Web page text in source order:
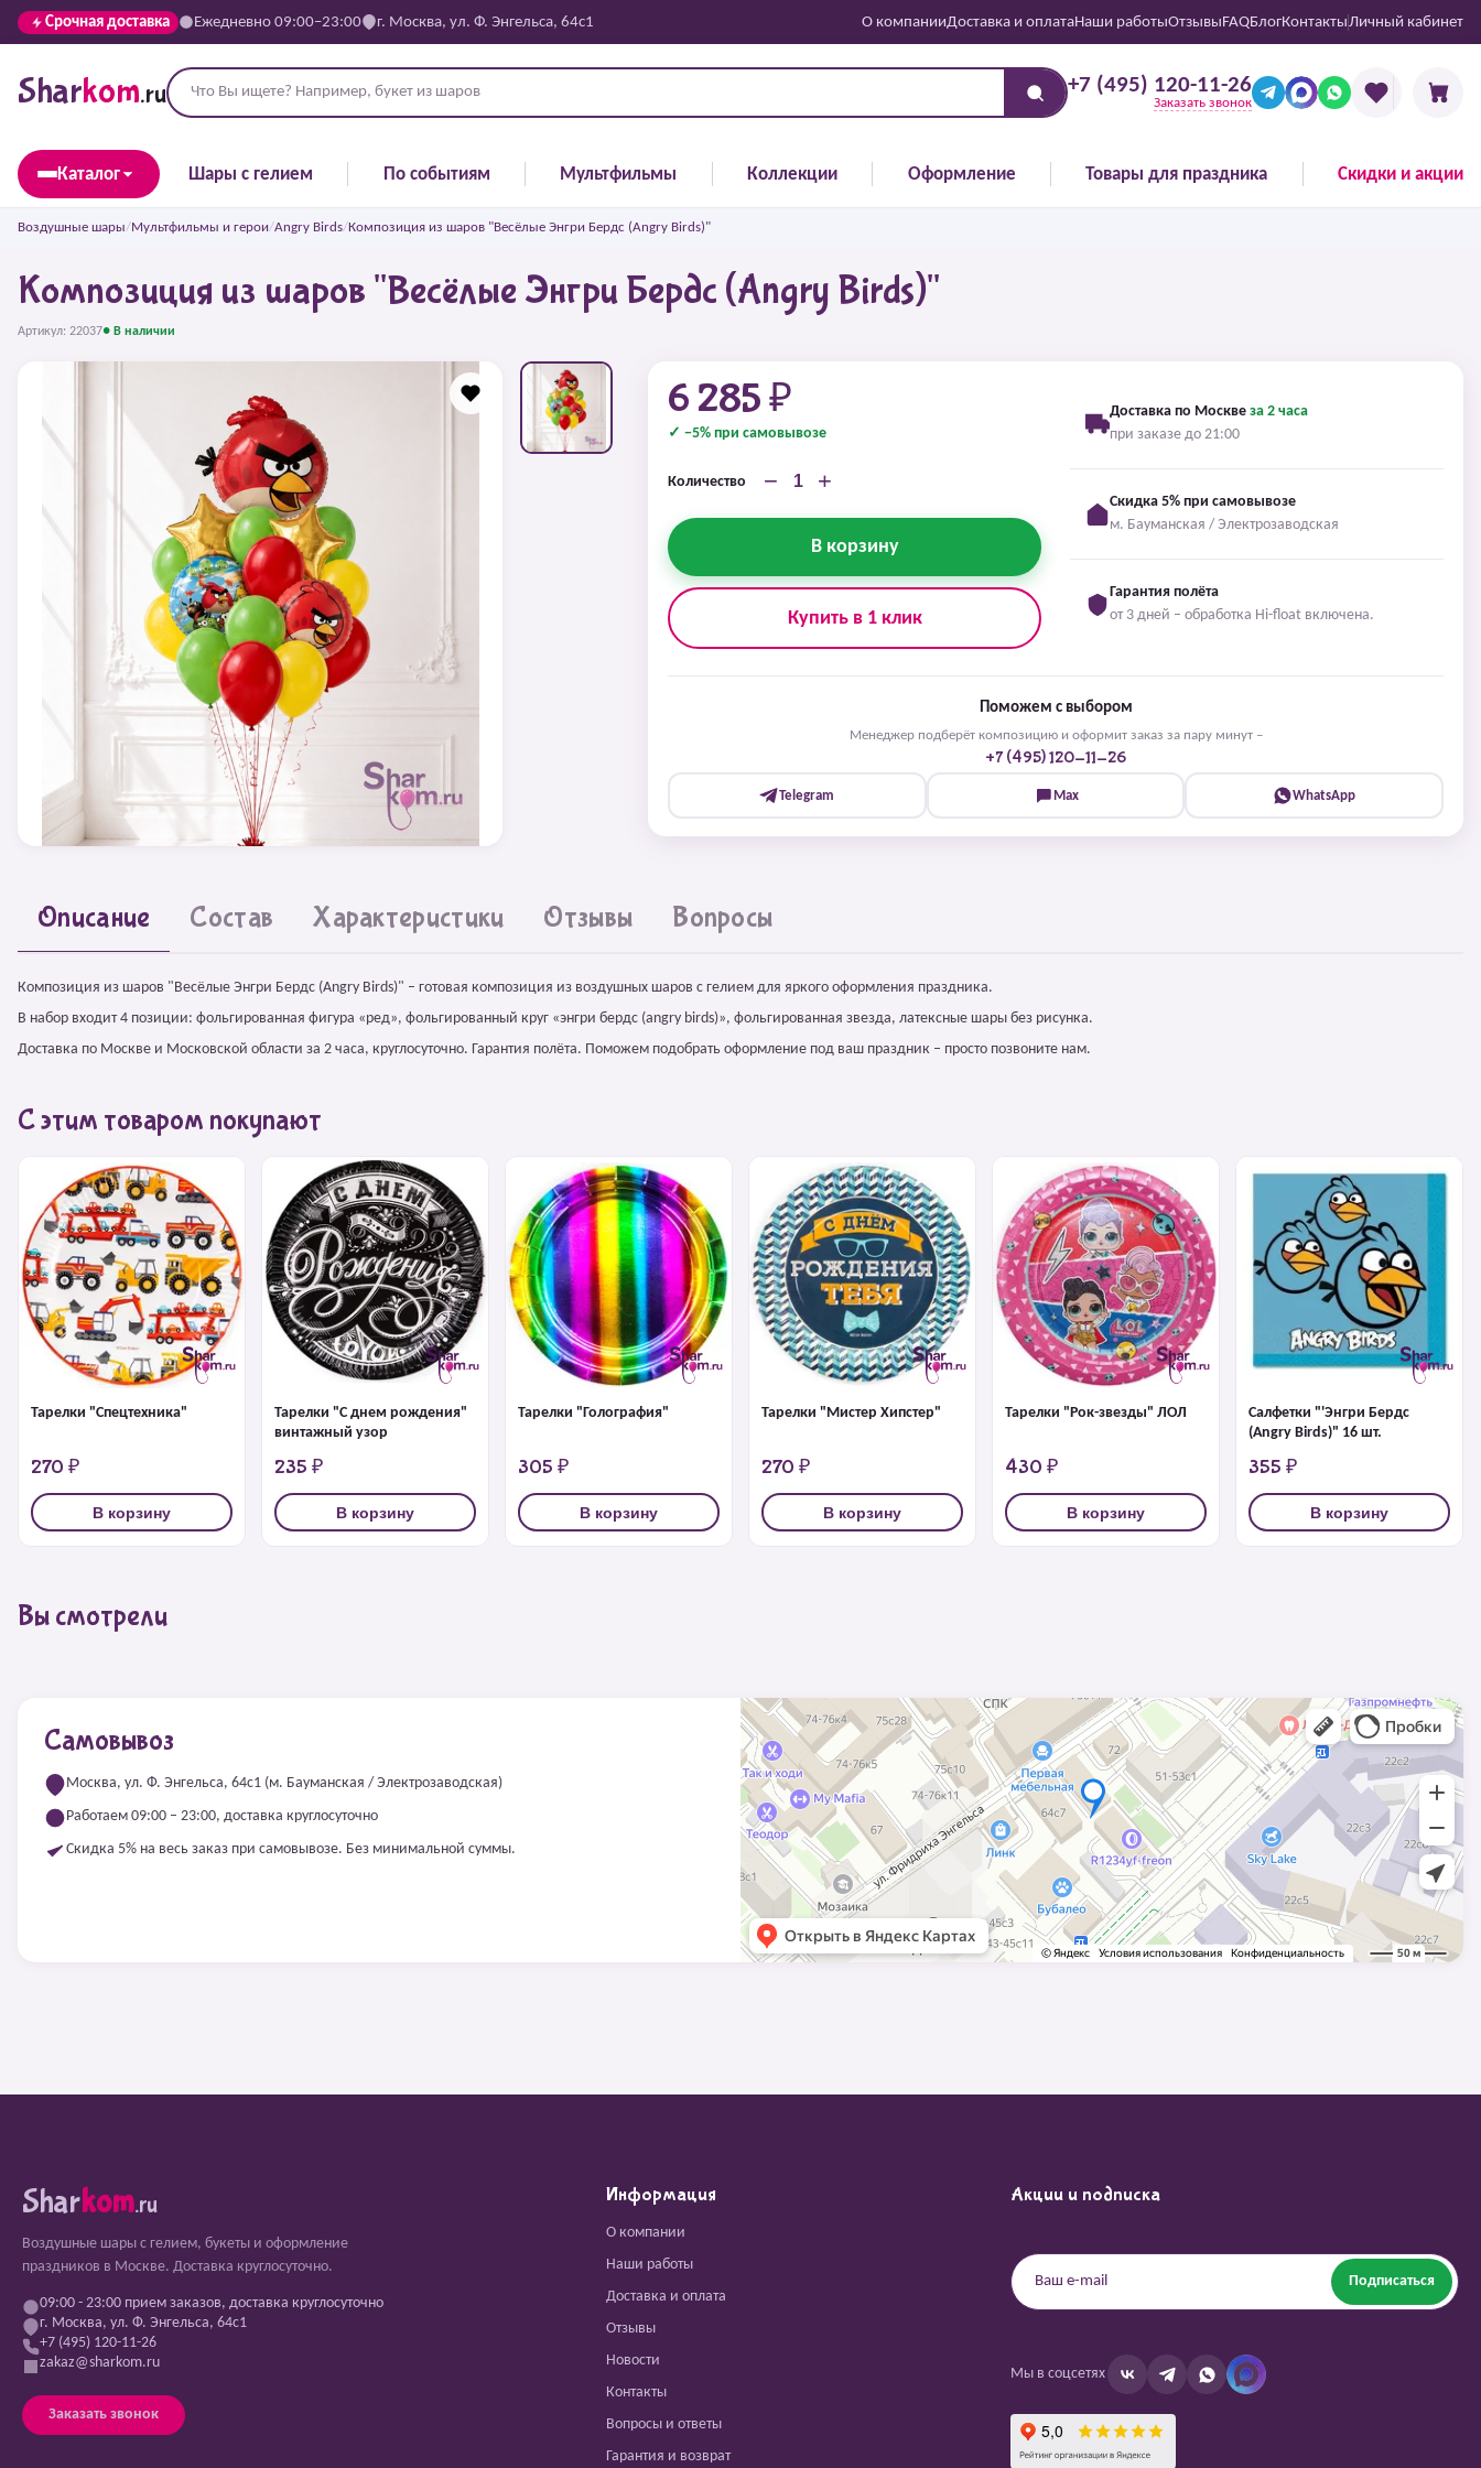
Срочная доставка Ежедневно 09:00–23:00 г. Москва, ул. Ф. Энгельса, 64с1 О компанииДоставка и оплатаНаши работыОтзывыFAQБлогКонтактыЛичный кабинет
Sharkom.ru +7 (495) 120-11-26
Заказать звонок
Каталог Шары с гелием По событиям Мультфильмы Коллекции Оформление Товары для праздника Скидки и акции
Воздушные шары/Мультфильмы и герои/Angry Birds/Композиция из шаров "Весёлые Энгри Бердс (Angry Birds)"
Композиция из шаров "Весёлые Энгри Бердс (Angry Birds)"
Артикул: 22037● В наличии
6 285 ₽
✓ −5% при самовывозе
Количество − +
В корзину
Купить в 1 клик
Доставка по Москве за 2 часа
при заказе до 21:00
Скидка 5% при самовывозе
м. Бауманская / Электрозаводская
Гарантия полёта
от 3 дней – обработка Hi-float включена.
Поможем с выбором
Менеджер подберёт композицию и оформит заказ за пару минут –
+7 (495) 120-11-26
Telegram Max WhatsApp
Описание Состав Характеристики Отзывы Вопросы
Композиция из шаров "Весёлые Энгри Бердс (Angry Birds)" – готовая композиция из воздушных шаров с гелием для яркого оформления праздника.
В набор входит 4 позиции: фольгированная фигура «ред», фольгированный круг «энгри бердс (angry birds)», фольгированная звезда, латексные шары без рисунка.
Доставка по Москве и Московской области за 2 часа, круглосуточно. Гарантия полёта. Поможем подобрать оформление под ваш праздник – просто позвоните нам.
С этим товаром покупают
Тарелки "Спецтехника"
270 ₽
В корзину
Тарелки "С днем рождения"
винтажный узор
235 ₽
В корзину
Тарелки "Голография"
305 ₽
В корзину
Тарелки "Мистер Хипстер"
270 ₽
В корзину
Тарелки "Рок-звезды" ЛОЛ
430 ₽
В корзину
Салфетки "'Энгри Бердс
(Angry Birds)" 16 шт.
355 ₽
В корзину
Вы смотрели
Самовывоз
Москва, ул. Ф. Энгельса, 64с1 (м. Бауманская / Электрозаводская)
Работаем 09:00 – 23:00, доставка круглосуточно
Скидка 5% на весь заказ при самовывозе. Без минимальной суммы.
Sharkom.ru
Воздушные шары с гелием, букеты и оформление
праздников в Москве. Доставка круглосуточно.
09:00 - 23:00 прием заказов, доставка круглосуточно
г. Москва, ул. Ф. Энгельса, 64с1
+7 (495) 120-11-26
zakaz@sharkom.ru
Заказать звонок
Информация
О компании
Наши работы
Доставка и оплата
Отзывы
Новости
Контакты
Вопросы и ответы
Гарантия и возврат
Акции и подписка
Подписаться
Мы в соцсетях